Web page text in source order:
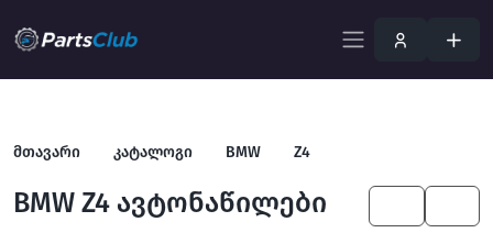
მთავარი კატალოგი BMW Z4
BMW Z4 ავტონაწილები